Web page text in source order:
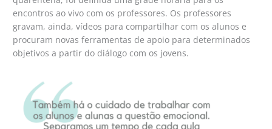
encontros ao vivo com os professores. Os professores
gravam, ainda, vídeos para compartilhar com os alunos e
procuram novas ferramentas de apoio para determinados
objetivos a partir do diálogo com os jovens.